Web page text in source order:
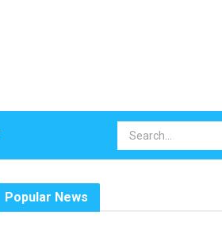
Popular News